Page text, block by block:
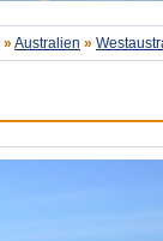
» Australien »